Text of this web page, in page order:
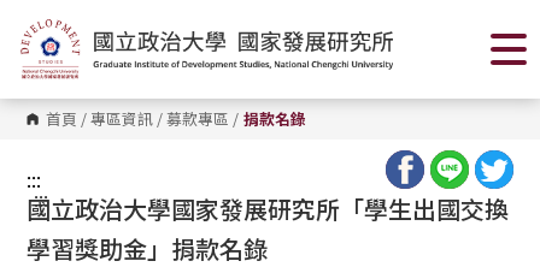
到
主
要
內
容
區 首頁 /專區資訊 /募款專區 / 捐款名錄
:::
:::
國立政治大學國家發展研究所「學生出國交換
學習獎助金」捐款名錄